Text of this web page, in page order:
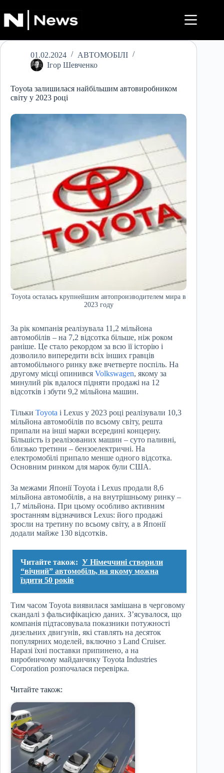
до
вмісту
01.02.2024
АВТОМОБІЛІ
Ігор Шевченко
Toyota залишилася найбільшим автовиробником
світу у 2023 році
Toyota осталась крупнейшим автопроизводителем мира в
2023 году
За рік компанія реалізувала 11,2 мільйона
автомобілів – на 7,2 відсотка більше, ніж роком
раніше. Це стало рекордом за всю її історію і
дозволило випередити всіх інших гравців
автомобільного ринку вже вчетверте поспіль. На
другому місці опинився Volkswagen, якому за
минулий рік вдалося підняти продажі на 12
відсотків і збути 9,2 мільйона машин.
Тільки Toyota і Lexus у 2023 році реалізували 10,3
мільйона автомобілів по всьому світу, решта
припали на інші марки всередині концерну.
Більшість із реалізованих машин – суто паливні,
близько третини – бензоелектричні. На
електромобілі припало менше одного відсотка.
Основним ринком для марок були США.
За межами Японії Toyota і Lexus продали 8,6
мільйона автомобілів, а на внутрішньому ринку –
1,7 мільйона. При цьому особливо активним
зростанням відзначився Lexus: його продажі
зросли на третину по всьому світу, а в Японії
додали майже 130 відсотків.
Читайте також: У Німеччині створили
“вічний” автомобіль, на якому можна
їздити 50 років
Тим часом Toyota виявилася замішана в черговому
скандалі з фальсифікацією даних. З’ясувалося, що
компанія підтасовувала показники потужності
дизельних двигунів, які ставлять на десяток
популярних моделей, включно з Land Cruiser.
Наразі їхні поставки припинено, а на
виробничому майданчику Toyota Industries
Corporation розпочалася перевірка.
Читайте також: